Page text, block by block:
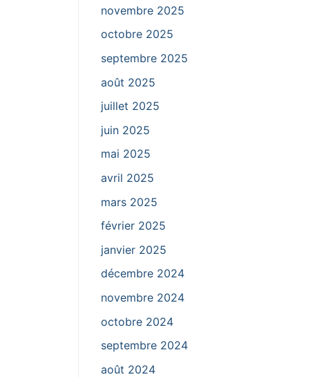
novembre 2025
octobre 2025
septembre 2025
août 2025
juillet 2025
juin 2025
mai 2025
avril 2025
mars 2025
février 2025
janvier 2025
décembre 2024
novembre 2024
octobre 2024
septembre 2024
août 2024